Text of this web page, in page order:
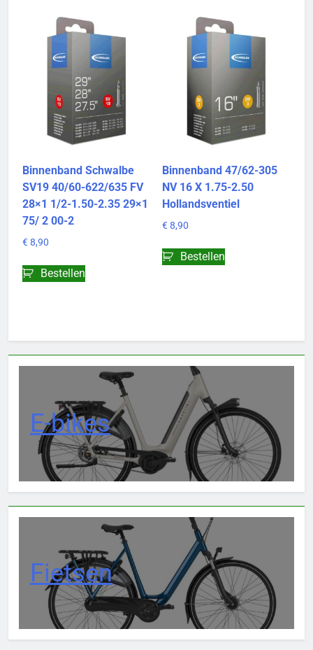
Binnenband Schwalbe
SV19 40/60-622/635 FV
28×1 1/2-1.50-2.35 29×1
75/ 2 00-2
€ 8,90
Bestellen
Binnenband 47/62-305
NV 16 X 1.75-2.50
Hollandsventiel
€ 8,90
Bestellen
E-bikes
Fietsen